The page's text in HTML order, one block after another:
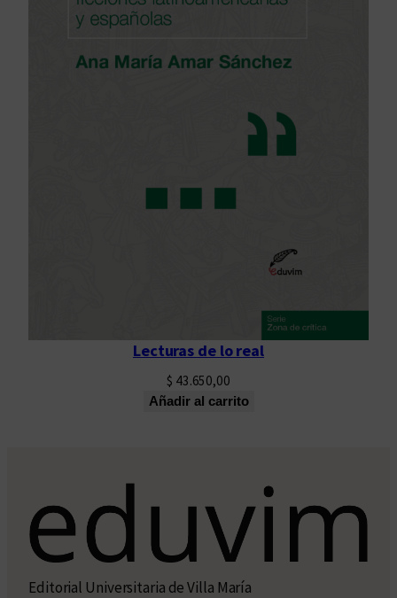
Lecturas de lo real
$ 43.650,00
Añadir al carrito
Editorial Universitaria de Villa María